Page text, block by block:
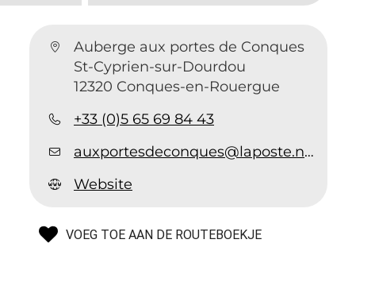
Auberge aux portes de Conques
St-Cyprien-sur-Dourdou
12320 Conques-en-Rouergue
+33 (0)5 65 69 84 43
auxportesdeconques@laposte.net
Website
VOEG TOE AAN DE ROUTEBOEKJE